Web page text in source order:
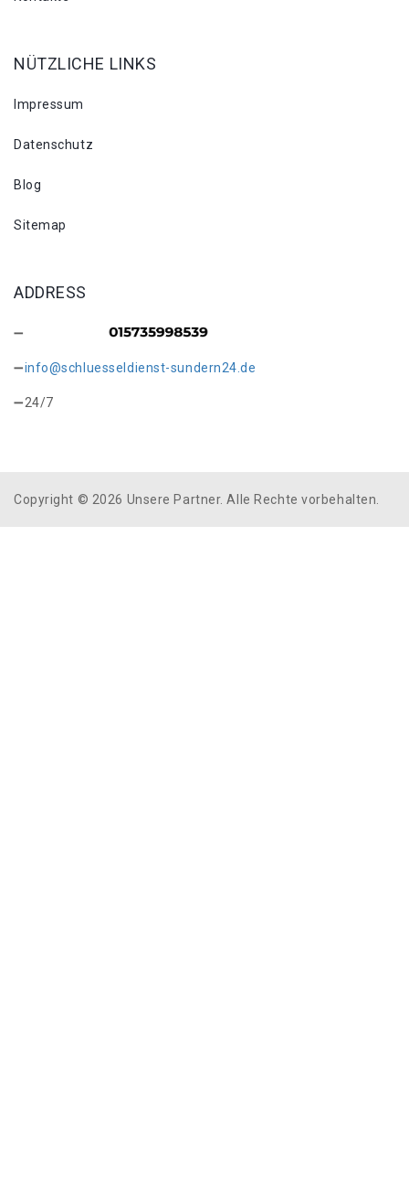
NÜTZLICHE LINKS
Impressum
Datenschutz
Blog
Sitemap
ADDRESS
info@schluesseldienst-sundern24.de
24/7
Copyright © 2026 Unsere Partner. Alle Rechte vorbehalten.